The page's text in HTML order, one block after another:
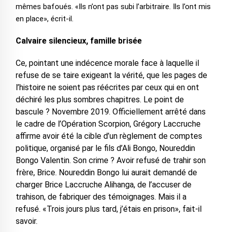
mêmes bafoués. «Ils n’ont pas subi l’arbitraire. Ils l’ont mis
en place», écrit-il.
Calvaire silencieux, famille brisée
Ce, pointant une indécence morale face à laquelle il
refuse de se taire exigeant la vérité, que les pages de
l’histoire ne soient pas réécrites par ceux qui en ont
déchiré les plus sombres chapitres. Le point de
bascule ? Novembre 2019. Officiellement arrêté dans
le cadre de l’Opération Scorpion, Grégory Laccruche
affirme avoir été la cible d’un règlement de comptes
politique, organisé par le fils d’Ali Bongo, Noureddin
Bongo Valentin. Son crime ? Avoir refusé de trahir son
frère, Brice. Noureddin Bongo lui aurait demandé de
charger Brice Laccruche Alihanga, de l’accuser de
trahison, de fabriquer des témoignages. Mais il a
refusé. «Trois jours plus tard, j’étais en prison», fait-il
savoir.